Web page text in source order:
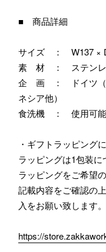
■ 商品詳細
サイズ ： W137 ×
素 材 ： ステンレ
企 画 ： ドイツ（
ネシア他）
食洗機 ： 使用可能
・ギフトラッピング
ラッピングは1包装に
ラッピングをご希望
記載内容をご確認の
入をお願い致します。
https://